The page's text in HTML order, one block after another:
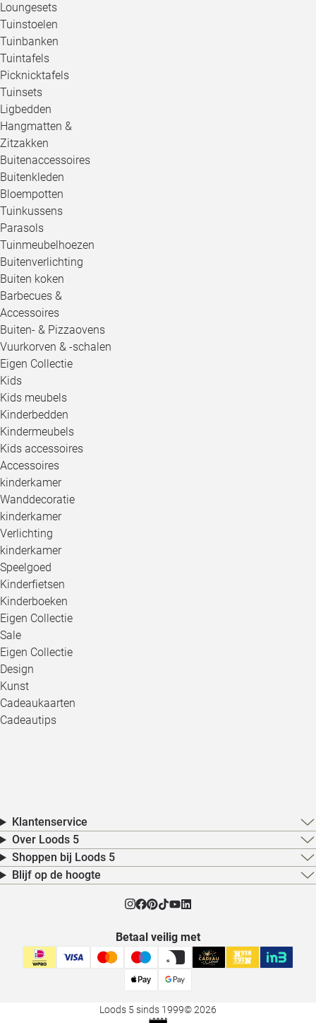
Loungesets
Tuinstoelen
Tuinbanken
Tuintafels
Picknicktafels
Tuinsets
Ligbedden
Hangmatten &
Zitzakken
Buitenaccessoires
Buitenkleden
Bloempotten
Tuinkussens
Parasols
Tuinmeubelhoezen
Buitenverlichting
Buiten koken
Barbecues &
Accessoires
Buiten- & Pizzaovens
Vuurkorven & -schalen
Eigen Collectie
Kids
Kids meubels
Kinderbedden
Kindermeubels
Kids accessoires
Accessoires
kinderkamer
Wanddecoratie
kinderkamer
Verlichting
kinderkamer
Speelgoed
Kinderfietsen
Kinderboeken
Eigen Collectie
Sale
Eigen Collectie
Design
Kunst
Cadeaukaarten
Cadeautips
Klantenservice
Over Loods 5
Shoppen bij Loods 5
Blijf op de hoogte
Betaal veilig met
Loods 5 sinds 1999© 2026